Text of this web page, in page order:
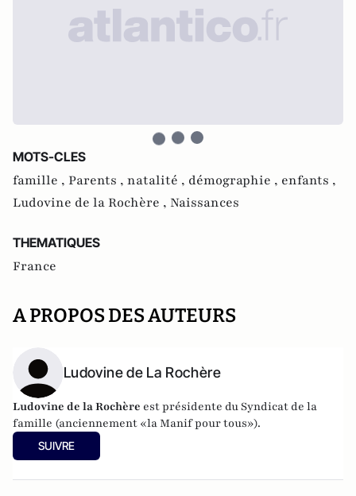
MOTS-CLES
famille , Parents , natalité , démographie , enfants ,
Ludovine de la Rochère , Naissances
THEMATIQUES
France
A PROPOS DES AUTEURS
Ludovine de La Rochère
Ludovine de la Rochère est présidente du Syndicat de la
famille (anciennement «la Manif pour tous»).
SUIVRE